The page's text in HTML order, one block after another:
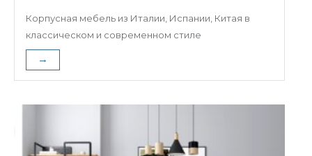
Корпусная мебель из Италии, Испании, Китая в
классическом и современном стиле
→